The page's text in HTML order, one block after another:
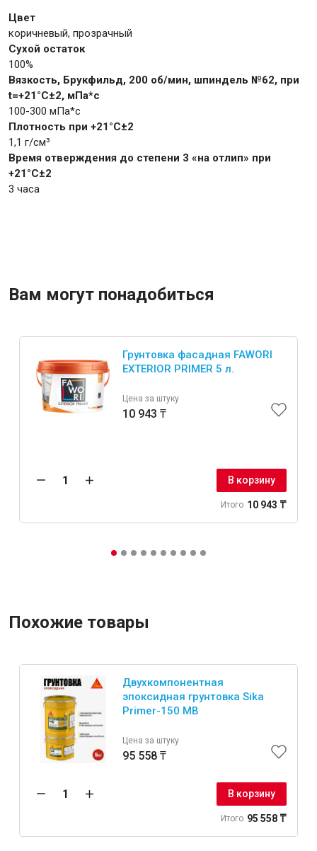
Цвет
коричневый, прозрачный
Сухой остаток
100%
Вязкость, Брукфильд, 200 об/мин, шпиндель №62, при
t=+21°С±2, мПа*с
100-300 мПа*с
Плотность при +21°C±2
1,1 г/см³
Время отверждения до степени 3 «на отлип» при
+21°С±2
3 часа
Вам могут понадобиться
Грунтовка фасадная FAWORI
EXTERIOR PRIMER 5 л.
Цена за штуку
10 943 ₸
В корзину
Итого 10 943 ₸
Похожие товары
Двухкомпонентная
эпоксидная грунтовка Sika
Primer-150 MB
Цена за штуку
95 558 ₸
В корзину
Итого 95 558 ₸
Оборудование для клининга и уборки